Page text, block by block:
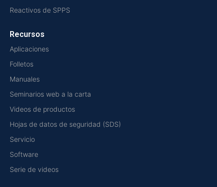
Reactivos de SPPS
Recursos
Aplicaciones
Folletos
Manuales
Seminarios web a la carta
Videos de productos
Hojas de datos de seguridad (SDS)
Servicio
Software
Serie de videos